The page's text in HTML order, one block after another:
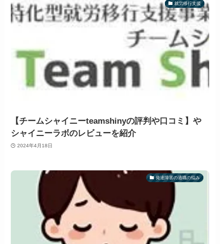
就労移行支援
【チームシャイニーteamshinyの評判や口コミ】や
シャイニーラボのレビューを紹介
2024年4月18日
発達障害の適職の悩み